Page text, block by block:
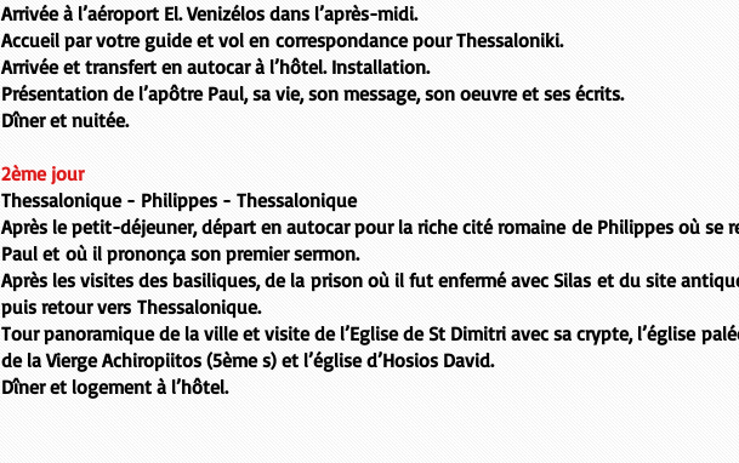
Arrivée à l’aéroport El. Venizélos dans l’après-midi.
Accueil par votre guide et vol en correspondance pourThessaloniki.
Arrivée et transfert en autocar à l’hôtel. Installation.
Présentation de l’apôtre Paul, sa vie, son message, son oeuvre et ses écrits.
Dîner et nuitée.
2ème jour
Thessalonique - Philippes - Thessalonique
Après le petit-déjeuner, départ en autocar pour la riche cité romaine de Philippes où se
Paul et où il prononça son premier sermon.
Après les visites des basiliques, de la prison où il fut enfermé avec Silas et du site
puis retour vers Thessalonique.
Tour panoramique de la ville et visite de l’Eglise deSt Dimitri avec sa crypte, l’église
de laVierge Achiropiitos (5ème s) et l’église d’Hosios David.
Dîner et logement à l’hôtel.